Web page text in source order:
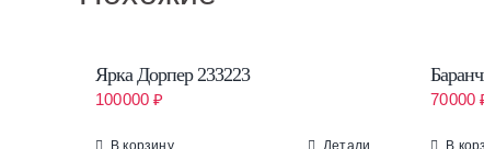
Ярка Дорпер 233223
100000₽
В корзину Детали
70000
В